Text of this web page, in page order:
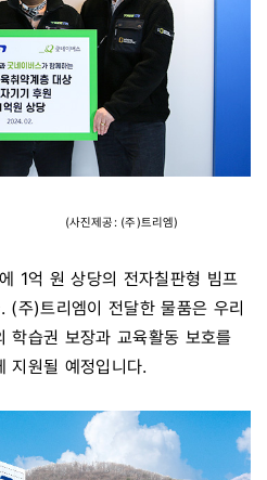
: (주)트리엠)
1억 원 상당의 전자칠판형 빔프
(주)트리엠이 전달한 물품은 우리
학습권 보장과 교육활동 보호를
지원될 예정입니다.